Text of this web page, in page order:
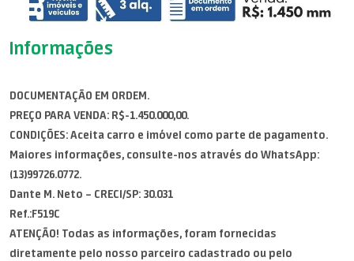
Informações
DOCUMENTAÇÃO EM ORDEM.
PREÇO PARA VENDA: R$-1.450.000,00.
CONDIÇÕES: Aceita carro e imóvel como parte de pagamento.
Maiores informações, consulte-nos através do WhatsApp:
(13)99726.0772.
Dante M. Neto – CRECI/SP: 30.031
Ref.:F519C
ATENÇÃO! Todas as informações, foram fornecidas
diretamente pelo nosso parceiro cadastrado ou pelo